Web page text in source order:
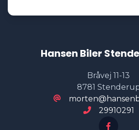
Hansen Biler
Bråvej 11-13
8781
29910291